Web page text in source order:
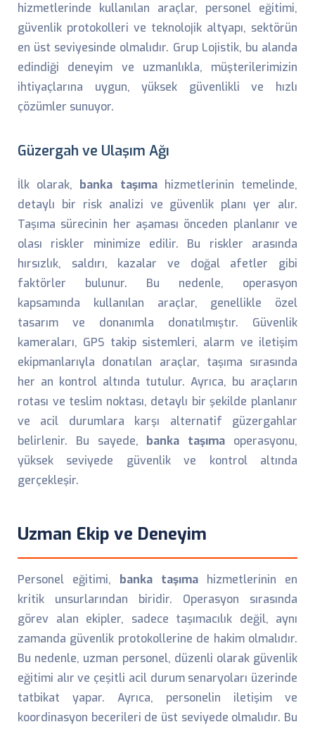
hizmetlerinde kullanılan araçlar, personel eğitimi,
güvenlik protokolleri ve teknolojik altyapı, sektörün
en üst seviyesinde olmalıdır. Grup Lojistik, bu alanda
edindiği deneyim ve uzmanlıkla, müşterilerimizin
ihtiyaçlarına uygun, yüksek güvenlikli ve hızlı
çözümler sunuyor.
Güzergah ve Ulaşım Ağı
İlk olarak, banka taşımahizmetlerinin temelinde,
detaylı bir risk analizi ve güvenlik planı yer alır.
Taşıma sürecinin her aşaması önceden planlanır ve
olası riskler minimize edilir. Bu riskler arasında
hırsızlık, saldırı, kazalar ve doğal afetler gibi
faktörler bulunur. Bu nedenle, operasyon
kapsamında kullanılan araçlar, genellikle özel
tasarım ve donanımla donatılmıştır. Güvenlik
kameraları, GPS takip sistemleri, alarm ve iletişim
ekipmanlarıyla donatılan araçlar, taşıma sırasında
her an kontrol altında tutulur. Ayrıca, bu araçların
rotası ve teslim noktası, detaylı bir şekilde planlanır
ve acil durumlara karşı alternatif güzergahlar
belirlenir. Bu sayede,
banka taşıma operasyonu,
yüksek seviyede güvenlik ve kontrol altında
gerçekleşir.
Uzman Ekip ve Deneyim
Personel eğitimi, banka taşıma hizmetlerinin en
kritik unsurlarından biridir. Operasyon sırasında
görev alan ekipler, sadece taşımacılık değil, aynı
zamanda güvenlik protokollerine de hakim olmalıdır.
Bu nedenle, uzman personel, düzenli olarak güvenlik
eğitimi alır ve çeşitli acil durum senaryoları üzerinde
tatbikat yapar. Ayrıca, personelin iletişim ve
koordinasyon becerileri de üst seviyede olmalıdır. Bu